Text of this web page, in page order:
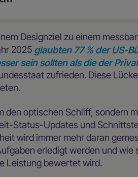
Designziel zu einem
2025 glaubten 77 % der US-
sein sollten als die der
zufrieden. Diese
den optischen Schliff, sondern
Status-Updates und
wird immer mehr daran
erledigt werden und wie
Leistung bewertet wird.